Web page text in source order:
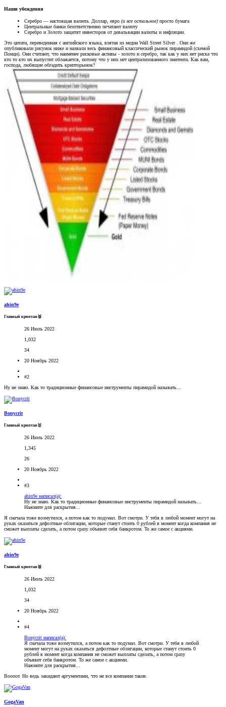
Наши убеждения​
Серебро — настоящая валюта. Доллар, евро (и все остальное) просто бумага
Центральные банки безответственно печатают валюту
Серебро и Золото защитят инвесторов от девальвации валюты и инфляции.
Это цитата, переведенная с английского языка, взятая из медиа Wall Street Silver . Они же
опубликовали рисунок ниже и назвали весь финансовый классический рынок пирамидой (схемой
Понци). Они считают, что наименее рисковые активы - золото и серебро, так как у них нет риска что
кто то кто их выпустит облажается, потому что у них нет централизованного эмитента. Как вам,
господа, любящие обгадить крипторынок?
ahin9e
Главный криптан🥈
26 Июль 2022
1,032
34
20 Ноябрь 2022
#2
Ну не знаю. Как то традиционные финансовые инструменты пирамидой называть...
Bonycrit
Главный криптан🥇
26 Июль 2022
1,345
26
20 Ноябрь 2022
#3
ahin9e написал(а):
Ну не знаю. Как то традиционные финансовые инструменты пирамидой называть...
Нажмите для раскрытия...
Я сначала тоже возмутился, а потом как то подумал. Вот смотри. У тебя в любой момент могут на
руках оказаться дефолтные облигации, которые станут стоить 0 рублей в момент когда компания не
сможет выплаты сделать, а потом сразу объявит себя банкротом. То же самое с акциями.
ahin9e
Главный криптан🥈
26 Июль 2022
1,032
34
20 Ноябрь 2022
#4
Bonycrit написал(а):
Я сначала тоже возмутился, а потом как то подумал. Вот смотри. У тебя в любой
момент могут на руках оказаться дефолтные облигации, которые станут стоить 0
рублей в момент когда компания не сможет выплаты сделать, а потом сразу
объявит себя банкротом. То же самое с акциями.
Нажмите для раскрытия...
Воооот. Но ведь закидают аргументами, что не все компании такие.
GogaVan